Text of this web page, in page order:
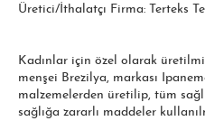
Üretici/İthalatçı Firma: Terteks
Kadınlar için özel olarak
menşei Brezilya, markası
malzemelerden üretilip, tüm
sağlığa zararlı maddeler